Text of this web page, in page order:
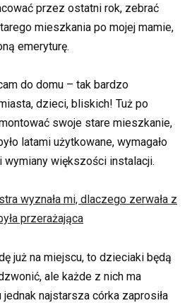
przez ostatni rok, zebrać
mieszkania po mojej mamie,
emeryturę.
do domu – tak bardzo
dzieci, bliskich! Tuż po
swoje stare mieszkanie,
latami użytkowane, wymagało
wymiany większości instalacji.
wyznała mi, dlaczego zerwała z
przerażająca
już na miejscu, to dzieciaki będą
ale każde z nich ma
jednak najstarsza córka zaprosiła